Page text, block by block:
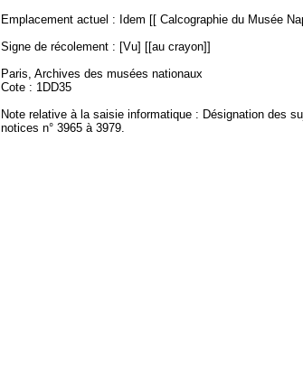
Emplacement actuel : Idem [[ Calcographie du Musée
Signe de récolement : [Vu] [[au crayon]]
Paris, Archives des musées nationaux
Cote : 1DD35
Note relative à la saisie informatique : Désignation des
notices n° 3965 à 3979.